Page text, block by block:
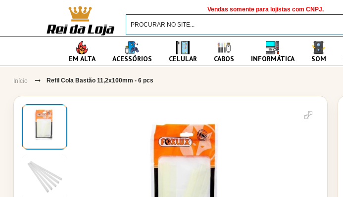
Vendas somente para lojistas com CNPJ.
EM ALTA ACESSÓRIOS CELULAR CABOS INFORMÁTICA SOM
Início Refil Cola Bastão 11,2x100mm - 6 pcs